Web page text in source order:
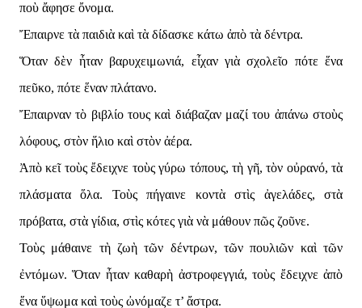
ποὺ ἄφησε ὄνομα.
Ἔπαιρνε τὰ παιδιὰ καὶ τὰ δίδασκε κάτω ἀπὸ τὰ δέντρα.
Ὅταν δὲν ἦταν βαρυχειμωνιά, εἶχαν γιὰ σχολεῖο πότε ἕνα
πεῦκο, πότε ἕναν πλάτανο.
Ἔπαιρναν τὸ βιβλίο τους καὶ διάβαζαν μαζί του ἀπάνω στοὺς
λόφους, στὸν ἥλιο καὶ στὸν ἀέρα.
Ἀπὸ κεῖ τοὺς ἔδειχνε τοὺς γύρω τόπους, τὴ γῆ, τὸν οὐρανό, τὰ
πλάσματα ὅλα. Τοὺς πήγαινε κοντὰ στὶς ἀγελάδες, στὰ
πρόβατα, στὰ γίδια, στὶς κότες γιὰ νὰ μάθουν πῶς ζοῦνε.
Τοὺς μάθαινε τὴ ζωὴ τῶν δέντρων, τῶν πουλιῶν καὶ τῶν
ἐντόμων. Ὅταν ἦταν καθαρὴ ἀστροφεγγιά, τοὺς ἔδειχνε ἀπὸ
ἕνα ὕψωμα καὶ τοὺς ὠνόμαζε τ’ ἄστρα.